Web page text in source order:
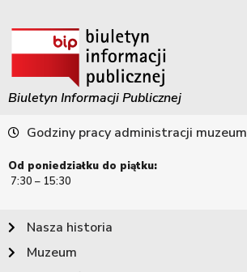
Biuletyn Informacji Publicznej
Godziny pracy administracji muzeum
Od poniedziałku do piątku:
7:30 – 15:30
Nasza historia
Muzeum